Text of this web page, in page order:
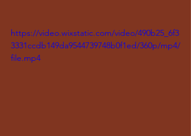
https://video.wixstatic.com/video/490b25_6f3
3331ccdb149da9544739748b0f1ed/360p/mp4/
file.mp4